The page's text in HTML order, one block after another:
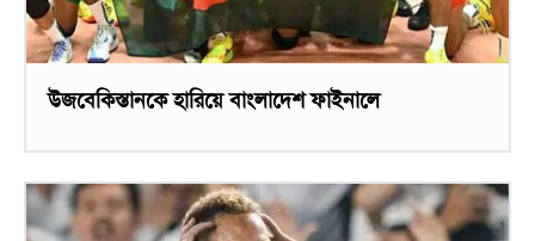
উজবেকিস্তানকে হারিয়ে বাংলাদেশ ফাইনালে